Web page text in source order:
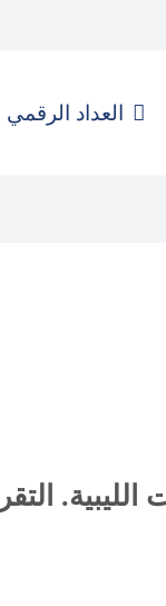
العداد الرقمي
الليبية.